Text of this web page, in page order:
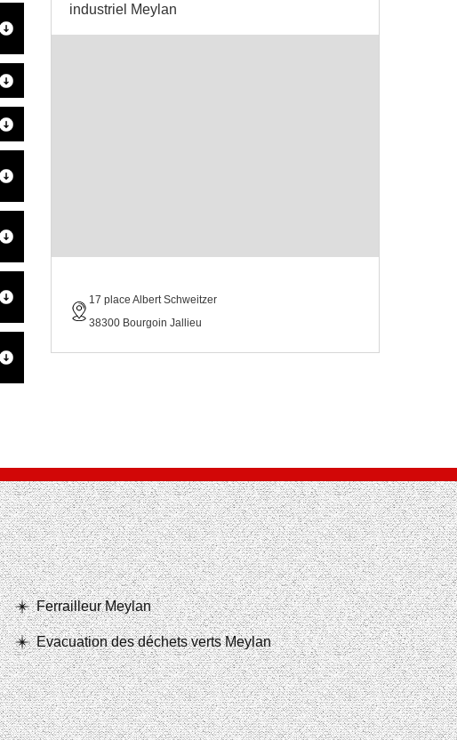
industriel Meylan
17 place Albert Schweitzer
38300 Bourgoin Jallieu
Ferrailleur Meylan
Evacuation des déchets verts Meylan